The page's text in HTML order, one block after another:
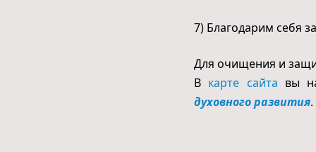
7) Благодарим себя
Для очищения и
В карте сайта вы
духовного развития.